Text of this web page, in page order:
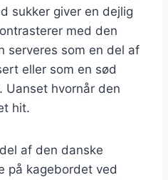
sukker giver en dejlig
med den
serveres som en del af
eller som en sød
Uanset hvornår den
hit.
af den danske
på kagebordet ved